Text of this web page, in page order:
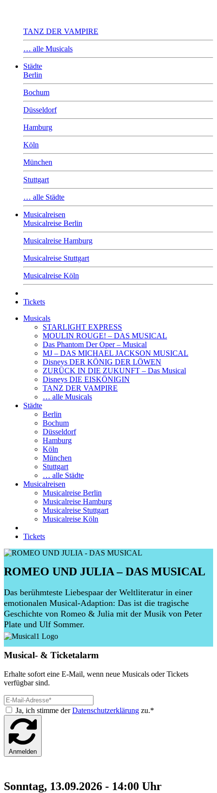
TANZ DER VAMPIRE
… alle Musicals
Städte
Berlin
Bochum
Düsseldorf
Hamburg
Köln
München
Stuttgart
… alle Städte
Musicalreisen
Musicalreise Berlin
Musicalreise Hamburg
Musicalreise Stuttgart
Musicalreise Köln
Tickets
Musicals
STARLIGHT EXPRESS
MOULIN ROUGE! – DAS MUSICAL
Das Phantom Der Oper – Musical
MJ – DAS MICHAEL JACKSON MUSICAL
Disneys DER KÖNIG DER LÖWEN
ZURÜCK IN DIE ZUKUNFT – Das Musical
Disneys DIE EISKÖNIGIN
TANZ DER VAMPIRE
… alle Musicals
Städte
Berlin
Bochum
Düsseldorf
Hamburg
Köln
München
Stuttgart
… alle Städte
Musicalreisen
Musicalreise Berlin
Musicalreise Hamburg
Musicalreise Stuttgart
Musicalreise Köln
Tickets
ROMEO UND JULIA – DAS MUSICAL
Das berühmteste Liebespaar der Weltliteratur in einer
emotionalen Musical-Adaption: Das ist die tragische
Geschichte von Romeo & Julia mit der Musik von Peter
Plate und Ulf Sommer.
Musical- & Ticketalarm
Erhalte sofort eine E-Mail, wenn neue Musicals oder Tickets
verfügbar sind.
Ja, ich stimme derDatenschutzerklärung zu.*
Anmelden
Sonntag, 13.09.2026 - 14:00 Uhr